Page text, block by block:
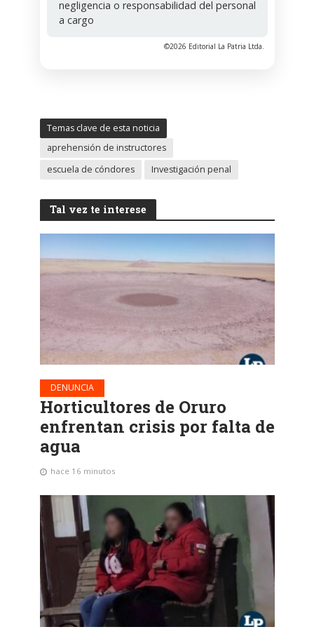
negligencia o responsabilidad del personal
a cargo
©2026 Editorial La Patria Ltda.
Temas clave de esta noticia
aprehensión de instructores
escuela de cóndores
Investigación penal
Tal vez te interese
DENUNCIA
Horticultores de Oruro
enfrentan crisis por falta de
agua
hace 16 minutos